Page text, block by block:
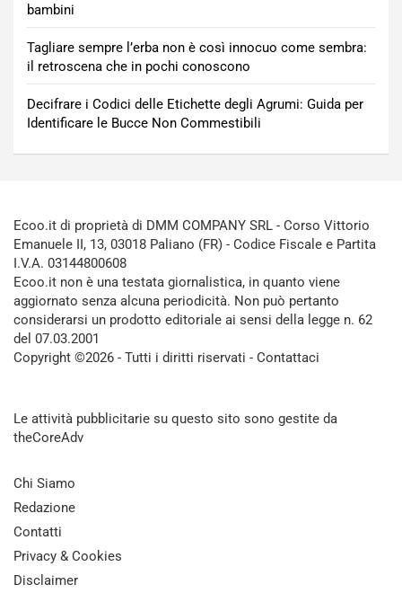
bambini
Tagliare sempre l’erba non è così innocuo come sembra:
il retroscena che in pochi conoscono
Decifrare i Codici delle Etichette degli Agrumi: Guida per
Identificare le Bucce Non Commestibili
Ecoo.it di proprietà di DMM COMPANY SRL - Corso Vittorio
Emanuele II, 13, 03018 Paliano (FR) - Codice Fiscale e Partita
I.V.A. 03144800608
Ecoo.it non è una testata giornalistica, in quanto viene
aggiornato senza alcuna periodicità. Non può pertanto
considerarsi un prodotto editoriale ai sensi della legge n. 62
del 07.03.2001
Copyright ©2026 - Tutti i diritti riservati - Contattaci
Le attività pubblicitarie su questo sito sono gestite da
theCoreAdv
Chi Siamo
Redazione
Contatti
Privacy & Cookies
Disclaimer